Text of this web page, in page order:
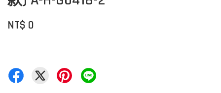
NT$ 0